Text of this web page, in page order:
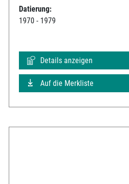
Datierung:
1970 - 1979
Details anzeigen
Auf die Merkliste